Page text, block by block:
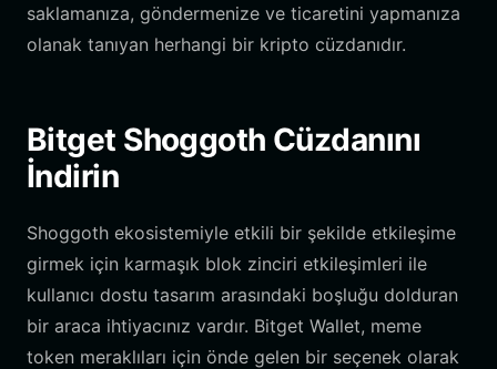
saklamanıza, göndermenize ve ticaretini yapmanıza
olanak tanıyan herhangi bir kripto cüzdanıdır.
Bitget Shoggoth Cüzdanını
İndirin
Shoggoth ekosistemiyle etkili bir şekilde etkileşime
girmek için karmaşık blok zinciri etkileşimleri ile
kullanıcı dostu tasarım arasındaki boşluğu dolduran
bir araca ihtiyacınız vardır. Bitget Wallet, meme
token meraklıları için önde gelen bir seçenek olarak